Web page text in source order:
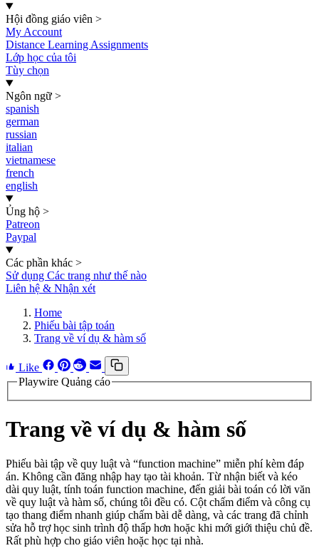
Hội đồng giáo viên >
My Account
Distance Learning Assignments
Lớp học của tôi
Tùy chọn
Ngôn ngữ >
spanish
german
russian
italian
vietnamese
french
english
Ủng hộ >
Patreon
Paypal
Các phần khác >
Sử dụng Các trang như thế nào
Liên hệ & Nhận xét
Home
Phiếu bài tập toán
Trang về ví dụ & hàm số
Like
Playwire Quảng cáo
Trang về ví dụ & hàm số
Phiếu bài tập về quy luật và “function machine” miễn phí kèm đáp
án. Không cần đăng nhập hay tạo tài khoản. Từ nhận biết và kéo
dài quy luật, tính toán function machine, đến giải bài toán có lời văn
về quy luật và hàm số, chúng tôi đều có. Cột chấm điểm và công cụ
tạo thang điểm nhanh giúp chấm bài dễ dàng, và các trang đã chỉnh
sửa hỗ trợ học sinh trình độ thấp hơn hoặc khi mới giới thiệu chủ đề.
Rất phù hợp cho giáo viên hoặc học tại nhà.